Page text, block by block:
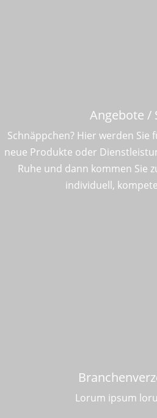
Angebote /
Schnäppchen? Hier werden Sie
neue Produkte oder
Ruhe und dann kommen Sie
individuell,
Lorum ipsum